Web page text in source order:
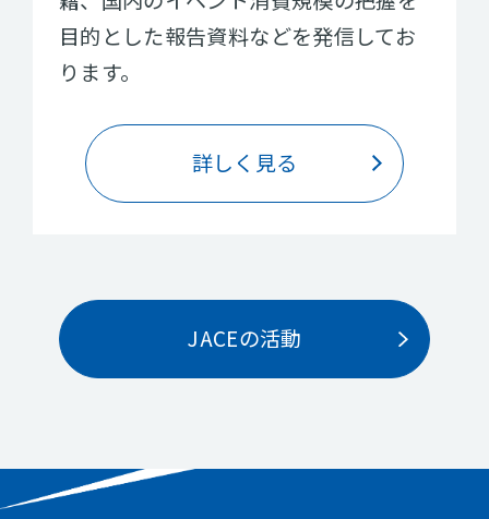
目的とした報告資料などを発信してお
ります。
詳しく見る
JACEの活動